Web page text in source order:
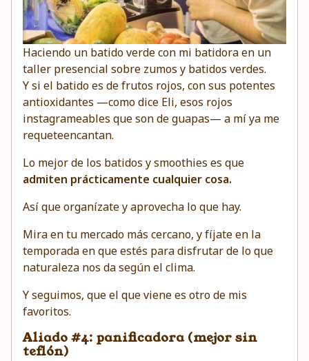
Haciendo un batido verde con mi batidora en un
taller presencial sobre zumos y batidos verdes.
Y si el batido es de frutos rojos, con sus potentes
antioxidantes —como dice Eli, esos rojos
instagrameables que son de guapas— a mí ya me
requeteencantan.
Lo mejor de los batidos y smoothies es que
admiten prácticamente cualquier cosa.
Así que organízate y aprovecha lo que hay.
Mira en tu mercado más cercano, y fíjate en la
temporada en que estés para disfrutar de lo que
naturaleza nos da según el clima.
Y seguimos, que el que viene es otro de mis
favoritos.
Aliado #4: panificadora (mejor sin
teflón)